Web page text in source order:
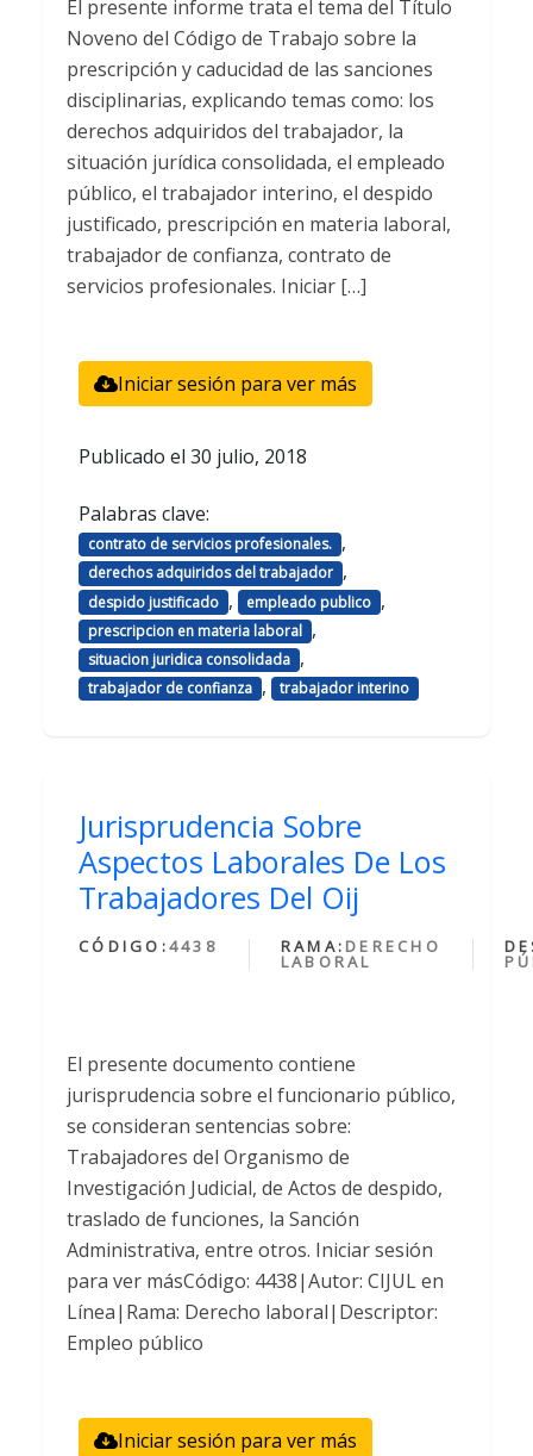
El presente informe trata el tema del Título
Noveno del Código de Trabajo sobre la
prescripción y caducidad de las sanciones
disciplinarias, explicando temas como: los
derechos adquiridos del trabajador, la
situación jurídica consolidada, el empleado
público, el trabajador interino, el despido
justificado, prescripción en materia laboral,
trabajador de confianza, contrato de
servicios profesionales. Iniciar […]
Iniciar sesión para ver más
Publicado el 30 julio, 2018
Palabras clave:
contrato de servicios profesionales. ,
derechos adquiridos del trabajador ,
despido justificado , empleado publico ,
prescripcion en materia laboral ,
situacion juridica consolidada ,
trabajador de confianza , trabajador interino
Jurisprudencia Sobre
Aspectos Laborales De Los
Trabajadores Del Oij
CÓDIGO:4438 RAMA: DERECHO
LABORAL
El presente documento contiene
jurisprudencia sobre el funcionario público,
se consideran sentencias sobre:
Trabajadores del Organismo de
Investigación Judicial, de Actos de despido,
traslado de funciones, la Sanción
Administrativa, entre otros. Iniciar sesión
para ver másCódigo: 4438|Autor: CIJUL en
Línea|Rama: Derecho laboral|Descriptor:
Empleo público
Iniciar sesión para ver más